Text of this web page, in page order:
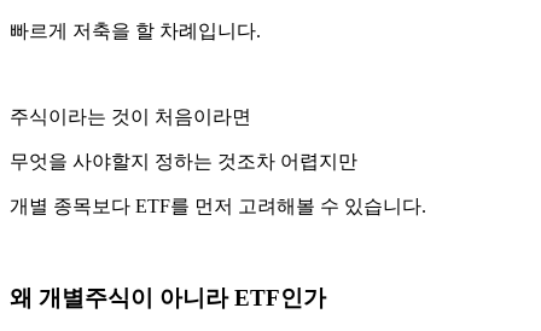
빠르게 저축을 할 차례입니다.
주식이라는 것이 처음이라면
무엇을 사야할지 정하는 것조차 어렵지만
개별 종목보다 ETF를 먼저 고려해볼 수 있습니다.
왜 개별주식이 아니라 ETF인가